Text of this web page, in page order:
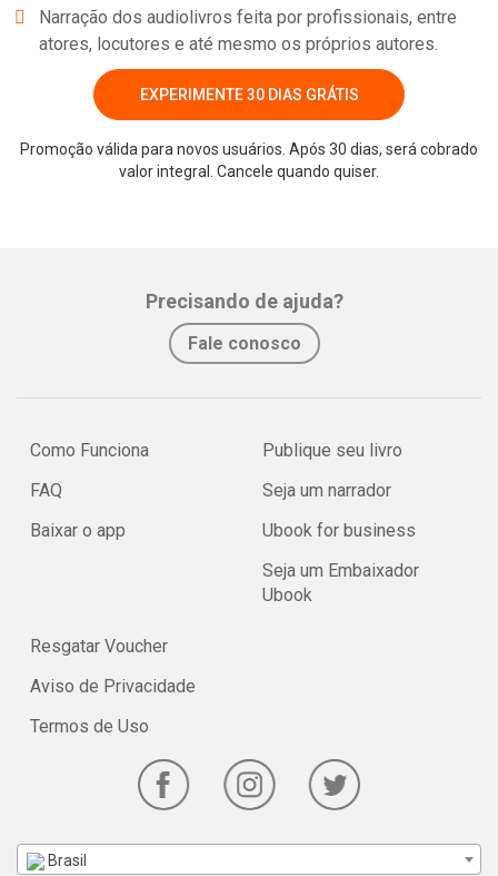
Narração dos audiolivros feita por profissionais, entre
atores, locutores e até mesmo os próprios autores.
EXPERIMENTE 30 DIAS GRÁTIS
Promoção válida para novos usuários. Após 30 dias, será cobrado
valor integral. Cancele quando quiser.
Precisando de ajuda?
Fale conosco
Como Funciona
FAQ
Baixar o app
Publique seu livro
Seja um narrador
Ubook for business
Seja um Embaixador
Ubook
Resgatar Voucher
Aviso de Privacidade
Termos de Uso
Brasil
Whatsapp Facebook Twitter